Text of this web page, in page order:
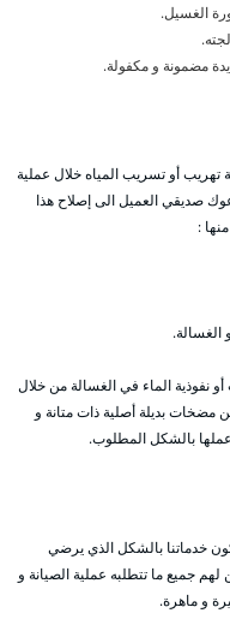
الغسيل.
مضمونة و مكفولة.
أو تسريب المياه خلال عملية
صديقي العميل الى إصلاح هذا
:
الغسالة.
نفوذية الماء في الغسالة من خلال
مضخات بديلة أصلية ذات متانة و
بالشكل المطلوب.
خدماتنا بالشكل الذي يرضي
لهم جميع ما تتطلبه عملية الصيانة و
و ماهرة.